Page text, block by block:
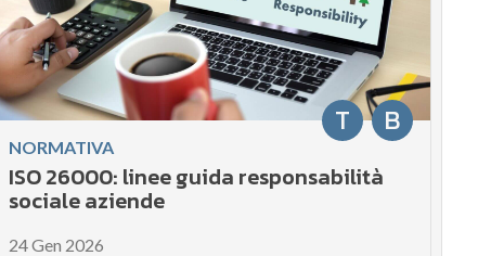
B
T
NORMATIVA
ISO 26000: linee guida responsabilità
sociale aziende
24 Gen 2026